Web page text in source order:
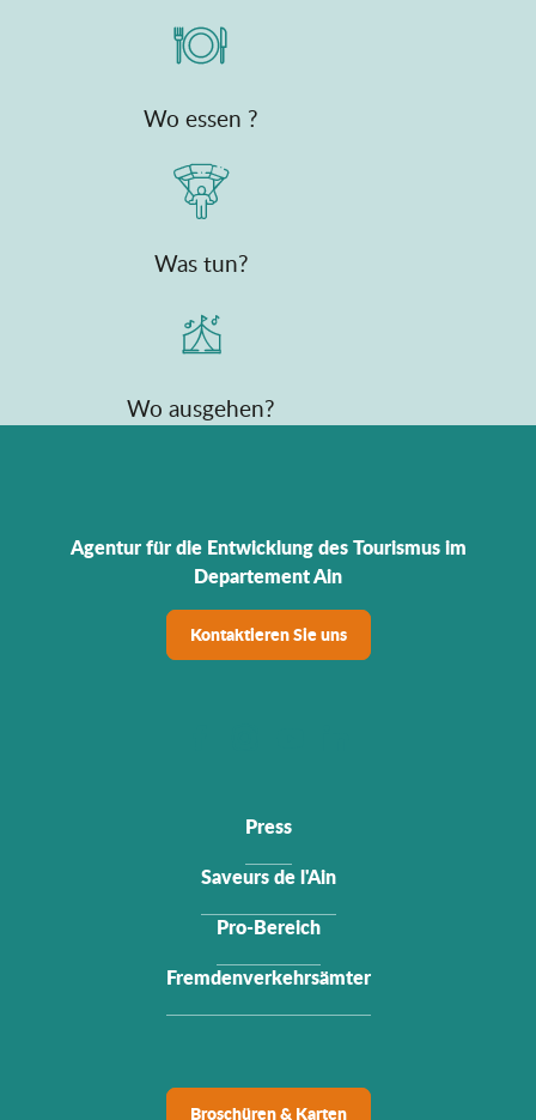
Wo essen ?
Was tun?
Wo ausgehen?
Agentur für die Entwicklung des Tourismus im
Departement Ain
Kontaktieren Sie uns
Press
Saveurs de l'Ain
Pro-Bereich
Fremdenverkehrsämter
Broschüren & Karten